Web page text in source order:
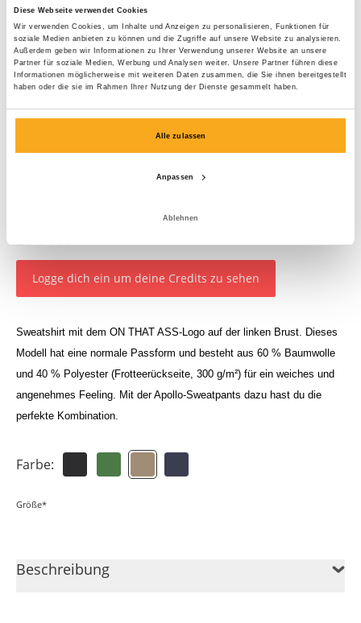
Diese Webseite verwendet Cookies
Wir verwenden Cookies, um Inhalte und Anzeigen zu personalisieren, Funktionen für
soziale Medien anbieten zu können und die Zugriffe auf unsere Website zu analysieren.
Außerdem geben wir Informationen zu Ihrer Verwendung unserer Website an unsere
Partner für soziale Medien, Werbung und Analysen weiter. Unsere Partner führen diese
Informationen möglicherweise mit weiteren Daten zusammen, die Sie ihnen bereitgestellt
haben oder die sie im Rahmen Ihrer Nutzung der Dienste gesammelt haben.
Alle zulassen
Anpassen
Ablehnen
EUR 100
Logge dich ein um deine Credits zu sehen
Sweatshirt mit dem ON THAT ASS-Logo auf der linken Brust. Dieses
Modell hat eine normale Passform und besteht aus 60 % Baumwolle
und 40 % Polyester (Frotteerückseite, 300 g/m²) für ein weiches und
angenehmes Feeling. Mit der Apollo-Sweatpants dazu hast du die
perfekte Kombination.
Farbe:
Größe*
Beschreibung